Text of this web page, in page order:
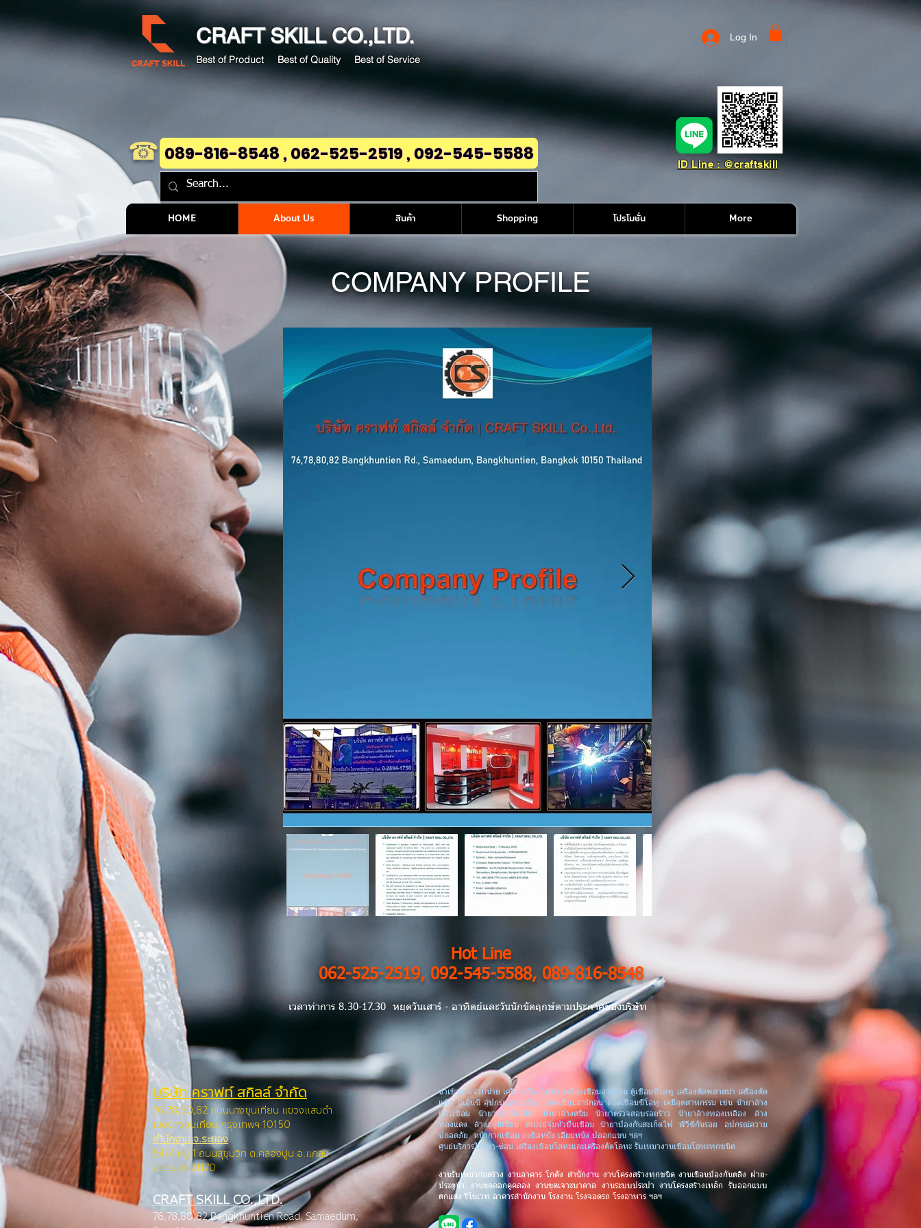
CRAFT SKILL CO.,LTD.
Best of Product Best of Quality Best of Service
Log In
☎ 089-816-8548 , 062-525-2519 , 092-545-5588 ID Line : @craftskill
HOME About Us สินค้า Shopping โปรโมชั่น More
Hot Line
062-525-2519, 092-545-5588, 089-816-8548
เวลาทำการ 8.30-17.30 หยุดวันเสาร์ - อาทิตย์และวันนักขัตฤกษ์ตามประกาศของบริษัท
COMPANY PROFILE
บริษัท คราฟท์ สกิลล์ จำกัด
76,78,80,82 ถนนบางขุนเทียน แขวงแสมดำ
เขตบางขุนเทียน กรุงเทพฯ 10150
สำนักงาน จ.ระยอง
54/4 หมู่ 1 ถนนสุขุมวิท ต.คลองปูน อ.แกลง
จ.ระยอง 21170
CRAFT SKILL CO.,LTD.
76,78,80,82 Bangkhuntien Road, Samaedum,
นำเข้าและจำหน่าย เครื่องเชื่อมไฟฟ้า เครื่องเชื่อมอาร์กอน ตู้เชื่อมซีโอทู เครื่องตัดพลาสม่า เครื่องตัด
แก๊ส ซีเอ็นซี อุปกรณ์สายเชื่อม ลวดเชื่อมอาร์กอน ลวดเชื่อมซีโอทู เคมีอุตสาหกรรม เช่น น้ำยาล้าง
แนวเชื่อม น้ำยาป้องกันสนิม น้ำยาล้างสนิม น้ำยาตรวจสอบรอยร้าว น้ำยาล้างทองเหลือง ล้าง
ทองแดง ล้างอลูมิเนียม สเปรย์จุ่มหัวปืนเชื่อม น้ำยาป้องกันสะเก็ดไฟ พีวีซีกันรอย อุปกรณ์ความ
ปลอดภัย หน้ากากเชื่อม ถุงมือหนัง เอี๊ยมหนัง ปลอกแขน ฯลฯ
ศูนย์บริการให้เช่า-ซ่อม เครื่องเชื่อมโลหะและเครื่องตัดโลหะ รับเหมางานเชื่อมโลหะทุกชนิด
งานรับเหมาก่อสร้าง งานอาคาร โกดัง สำนักงาน งานโครงสร้างทุกชนิดงานเขื่อนป้องกันตลิ่ง ฝาย-
ประตูน้ำ งานขุดลอกคูคลอง งานขุดเจาะบาดาล งานระบบประปา งานโครงสร้างเหล็ก รับออกแบบ
ตกแต่ง รีโนเวท อาคารสำนักงาน โรงงาน โรงจอดรถ โรงอาหารฯลฯ